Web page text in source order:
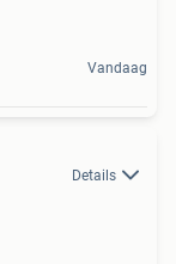
Vandaag
Details